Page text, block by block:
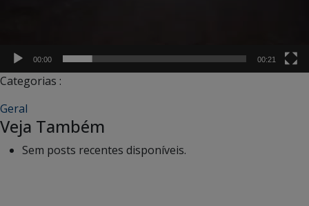
00:00 00:21
Categorias :
Geral
Veja Também
Sem posts recentes disponíveis.